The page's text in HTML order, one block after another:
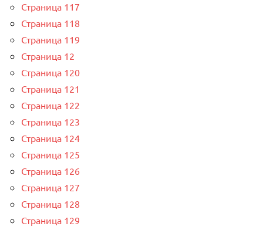
Страница 117
Страница 118
Страница 119
Страница 12
Страница 120
Страница 121
Страница 122
Страница 123
Страница 124
Страница 125
Страница 126
Страница 127
Страница 128
Страница 129